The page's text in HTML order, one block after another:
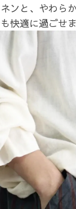
ンと、やわら
快適に過ごせま